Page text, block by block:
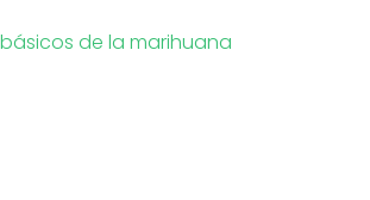
de la marihuana